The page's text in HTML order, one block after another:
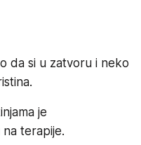
da si u zatvoru i neko
je
na terapije.